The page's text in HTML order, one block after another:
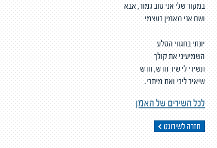
במקור שלי אני טוב גמור, אבא
ושם אני מאמין בעצמי
יונתי בחגווי הסלע
השמיעיני את קולך
תשירי לי שיר חדש, חדש
שיאיר ליבי ואת מיתרי.
לכל השירים של האמן